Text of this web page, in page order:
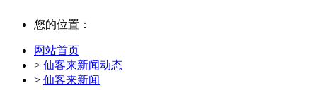
您的位置：
网站首页
> 仙客来新闻动态
> 仙客来新闻